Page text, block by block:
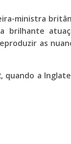
ministra
brilhante
as
quando a